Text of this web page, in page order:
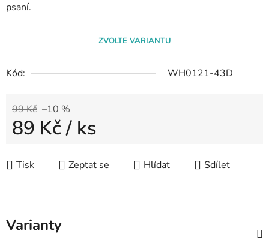
psaní.
ZVOLTE VARIANTU
Kód: WH0121-43D
99 Kč –10 %
89 Kč/ ks
Tisk
Zeptat se Hlídat Sdílet
Varianty